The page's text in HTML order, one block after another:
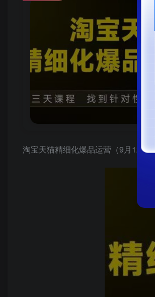
淘宝天猫精细化爆品运营（9月12-